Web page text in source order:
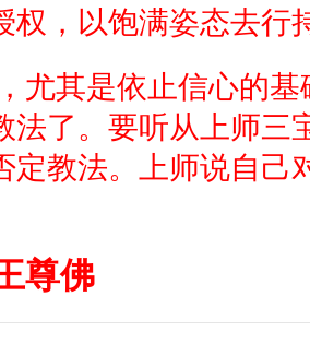
，以饱满姿态去行
其是依止信心的基
法了。要听从上师三
定教法。上师说自己
尊佛